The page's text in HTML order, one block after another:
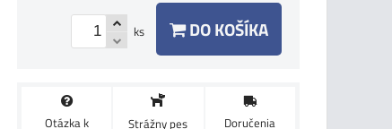
ks DO KOŠÍKA
Otázka k
Strážny pes Doručenia